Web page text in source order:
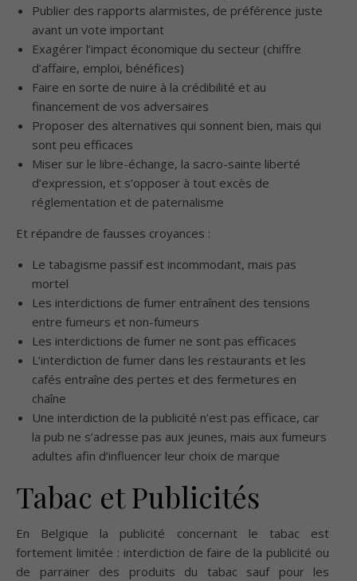
Publier des rapports alarmistes, de préférence juste
avant un vote important
Exagérer l’impact économique du secteur (chiffre
d’affaire, emploi, bénéfices)
Faire en sorte de nuire à la crédibilité et au
financement de vos adversaires
Proposer des alternatives qui sonnent bien, mais qui
sont peu efficaces
Miser sur le libre-échange, la sacro-sainte liberté
d’expression, et s’opposer à tout excès de
réglementation et de paternalisme
Et répandre de fausses croyances :
Le tabagisme passif est incommodant, mais pas
mortel
Les interdictions de fumer entraînent des tensions
entre fumeurs et non-fumeurs
Les interdictions de fumer ne sont pas efficaces
L’interdiction de fumer dans les restaurants et les
cafés entraîne des pertes et des fermetures en
chaîne
Une interdiction de la publicité n’est pas efficace, car
la pub ne s’adresse pas aux jeunes, mais aux fumeurs
adultes afin d’influencer leur choix de marque
Tabac et Publicités
En Belgique la publicité concernant le tabac est
fortement limitée : interdiction de faire de la publicité ou
de parrainer des produits du tabac sauf pour les